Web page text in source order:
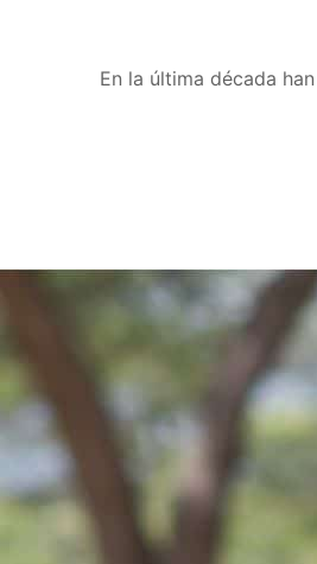
En la última década